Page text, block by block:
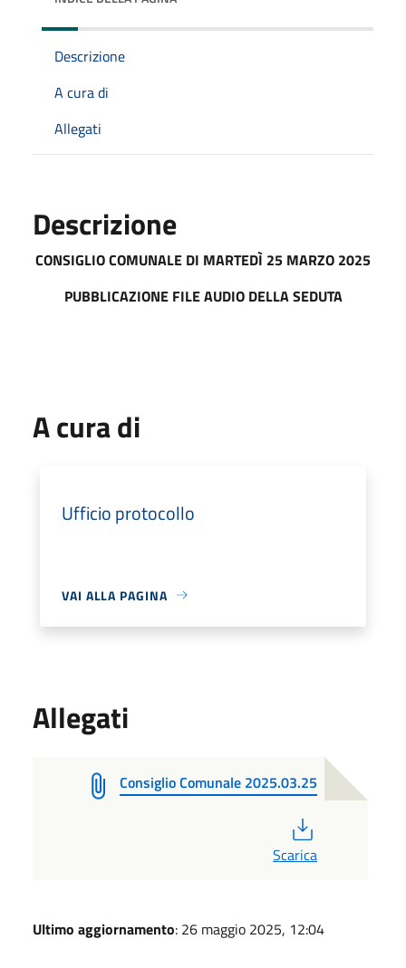
Descrizione
A cura di
Allegati
Descrizione
CONSIGLIO COMUNALE DI MARTEDÌ 25 MARZO 2025
PUBBLICAZIONE FILE AUDIO DELLA SEDUTA
A cura di
Ufficio protocollo
VAI ALLA PAGINA
Allegati
Consiglio Comunale 2025.03.25
Scarica
Ultimo aggiornamento: 26 maggio 2025, 12:04